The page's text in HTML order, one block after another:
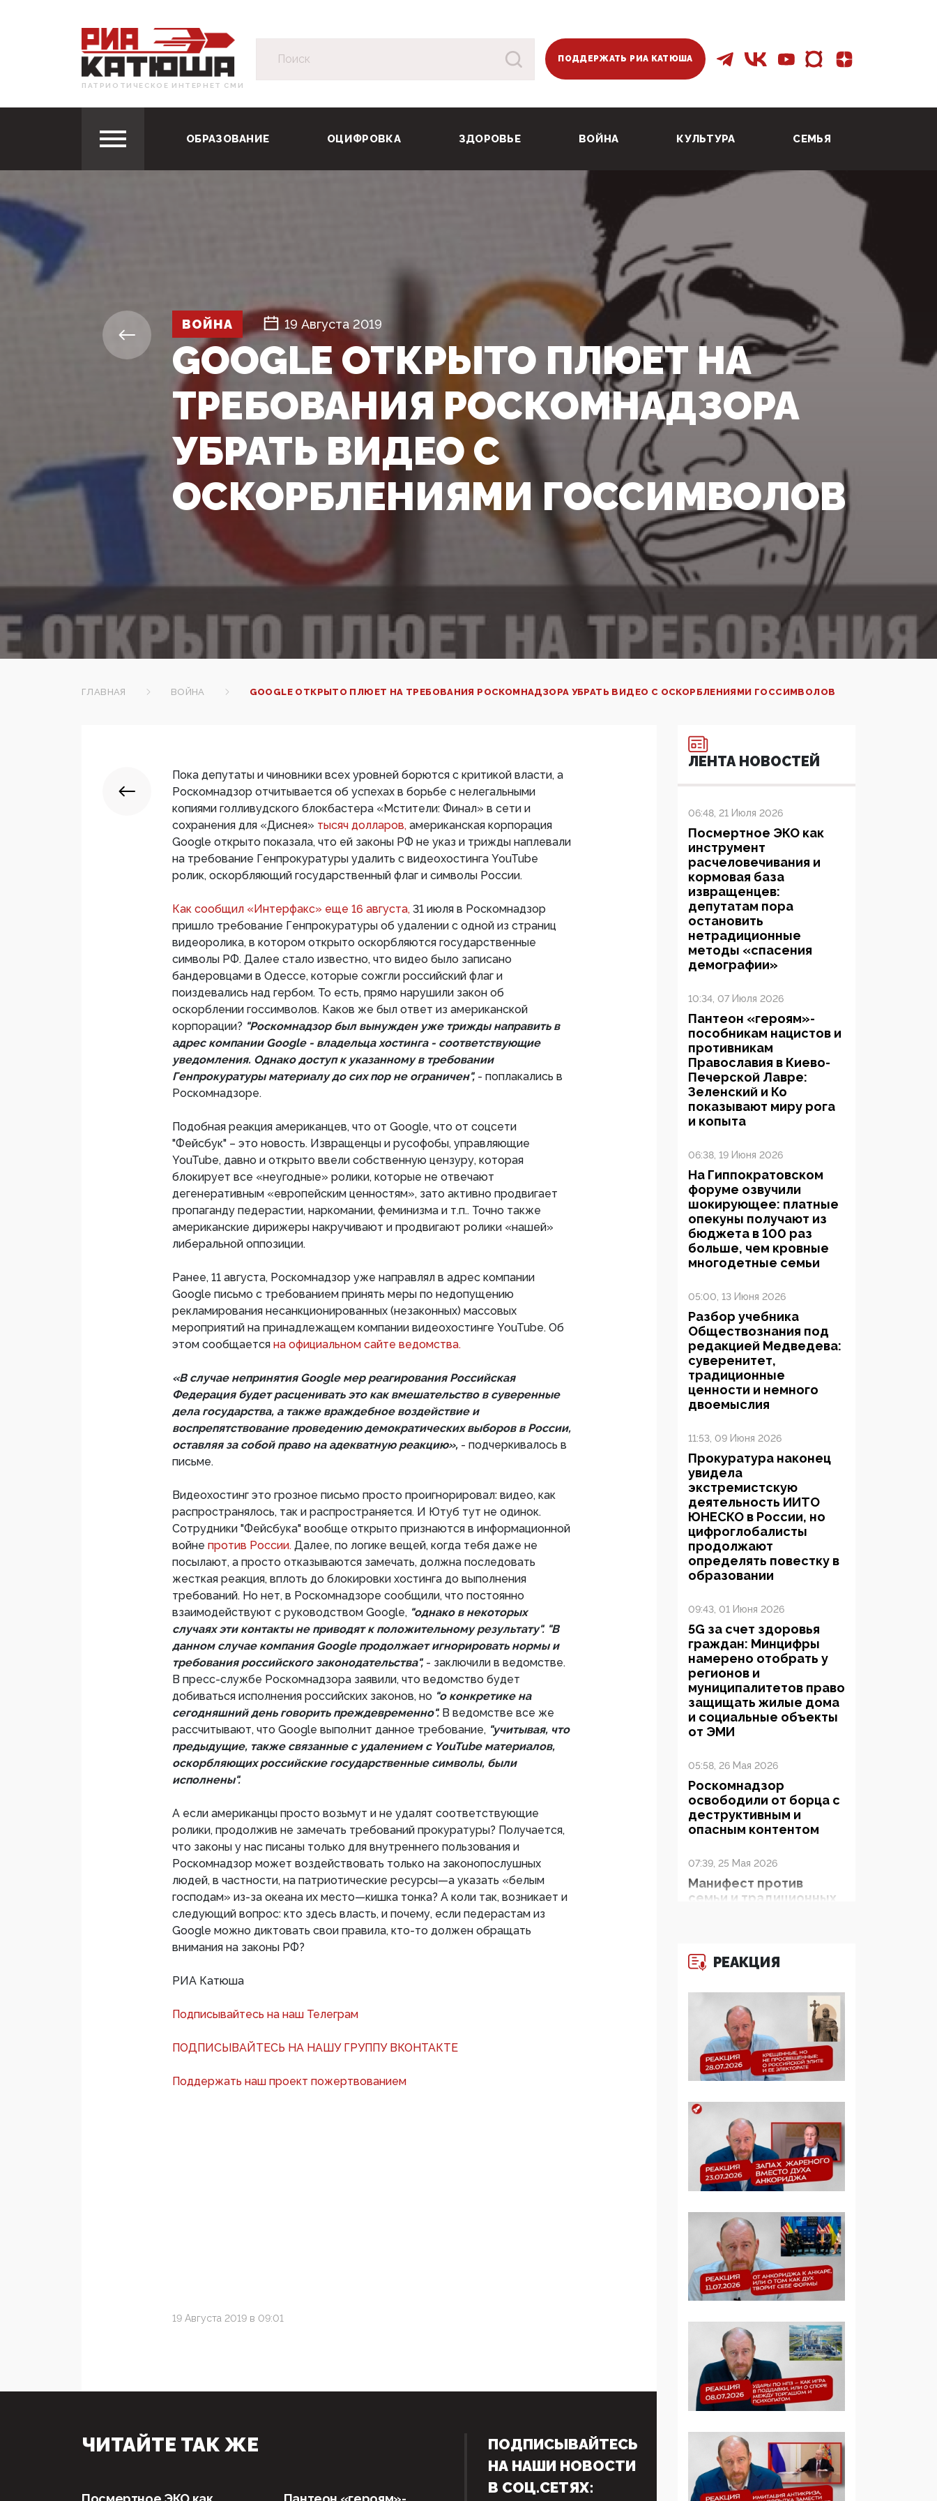
ПАТРИОТИЧЕСКОЕ ИНТЕРНЕТ СМИ
ПОДДЕРЖАТЬ РИА КАТЮША
ОБРАЗОВАНИЕ ОЦИФРОВКА ЗДОРОВЬЕ ВОЙНА КУЛЬТУРА СЕМЬЯ
ВОЙНА 19 Августа 2019
GOOGLE ОТКРЫТО ПЛЮЕТ НА
ТРЕБОВАНИЯ РОСКОМНАДЗОРА
УБРАТЬ ВИДЕО С
ОСКОРБЛЕНИЯМИ ГОССИМВОЛОВ
ГЛАВНАЯ ВОЙНА GOOGLE ОТКРЫТО ПЛЮЕТ НА ТРЕБОВАНИЯ РОСКОМНАДЗОРА УБРАТЬ ВИДЕО С ОСКОРБЛЕНИЯМИ ГОССИМВОЛОВ
Пока депутаты и чиновники всех уровней борются с критикой власти, а
Роскомнадзор отчитывается об успехах в борьбе с нелегальными
копиями голливудского блокбастера «Мстители: Финал» в сети и
сохранения для «Диснея» тысяч долларов, американская корпорация
Google открыто показала, что ей законы РФ не указ и трижды наплевали
на требование Генпрокуратуры удалить с видеохостинга YouTube
ролик, оскорбляющий государственный флаг и символы России.
Как сообщил «Интерфакс» еще 16 августа, 31 июля в Роскомнадзор
пришло требование Генпрокуратуры об удалении с одной из страниц
видеоролика, в котором открыто оскорбляются государственные
символы РФ. Далее стало известно, что видео было записано
бандеровцами в Одессе, которые сожгли российский флаг и
поиздевались над гербом. То есть, прямо нарушили закон об
оскорблении госсимволов. Каков же был ответ из американской
корпорации? "Роскомнадзор был вынужден уже трижды направить в
адрес компании Google - владельца хостинга - соответствующие
уведомления. Однако доступ к указанному в требовании
Генпрокуратуры материалу до сих пор не ограничен", - поплакались в
Роскомнадзоре.
Подобная реакция американцев, что от Google, что от соцсети
"Фейсбук" – это новость. Извращенцы и русофобы, управляющие
YouTube, давно и открыто ввели собственную цензуру, которая
блокирует все «неугодные» ролики, которые не отвечают
дегенеративным «европейским ценностям», зато активно продвигает
пропаганду педерастии, наркомании, феминизма и т.п.. Точно также
американские дирижеры накручивают и продвигают ролики «нашей»
либеральной оппозиции.
Ранее, 11 августа, Роскомнадзор уже направлял в адрес компании
Google письмо с требованием принять меры по недопущению
рекламирования несанкционированных (незаконных) массовых
мероприятий на принадлежащем компании видеохостинге YouTube. Об
этом сообщается на официальном сайте ведомства.
«В случае непринятия Google мер реагирования Российская
Федерация будет расценивать это как вмешательство в суверенные
дела государства, а также враждебное воздействие и
воспрепятствование проведению демократических выборов в России,
оставляя за собой право на адекватную реакцию», - подчеркивалось в
письме.
Видеохостинг это грозное письмо просто проигнорировал: видео, как
распространялось, так и распространяется. И Ютуб тут не одинок.
Сотрудники "Фейсбука" вообще открыто признаются в информационной
войне против России. Далее, по логике вещей, когда тебя даже не
посылают, а просто отказываются замечать, должна последовать
жесткая реакция, вплоть до блокировки хостинга до выполнения
требований. Но нет, в Роскомнадзоре сообщили, что постоянно
взаимодействуют с руководством Google, "однако в некоторых
случаях эти контакты не приводят к положительному результату". "В
данном случае компания Google продолжает игнорировать нормы и
требования российского законодательства", - заключили в ведомстве.
В пресс-службе Роскомнадзора заявили, что ведомство будет
добиваться исполнения российских законов, но "о конкретике на
сегодняшний день говорить преждевременно". В ведомстве все же
рассчитывают, что Google выполнит данное требование, "учитывая, что
предыдущие, также связанные с удалением с YouTube материалов,
оскорбляющих российские государственные символы, были
исполнены".
А если американцы просто возьмут и не удалят соответствующие
ролики, продолжив не замечать требований прокуратуры? Получается,
что законы у нас писаны только для внутреннего пользования и
Роскомнадзор может воздействовать только на законопослушных
людей, в частности, на патриотические ресурсы—а указать «белым
господам» из-за океана их место—кишка тонка? А коли так, возникает и
следующий вопрос: кто здесь власть, и почему, если педерастам из
Google можно диктовать свои правила, кто-то должен обращать
внимания на законы РФ?
РИА Катюша
Подписывайтесь на наш Телеграм
ПОДПИСЫВАЙТЕСЬ НА НАШУ ГРУППУ ВКОНТАКТЕ
Поддержать наш проект пожертвованием
19 Августа 2019 в 09:01
ЛЕНТА НОВОСТЕЙ
06:48, 21 Июля 2026
Посмертное ЭКО как
инструмент
расчеловечивания и
кормовая база
извращенцев:
депутатам пора
остановить
нетрадиционные
методы «спасения
демографии»
10:34, 07 Июля 2026
Пантеон «героям»-
пособникам нацистов и
противникам
Православия в Киево-
Печерской Лавре:
Зеленский и Ко
показывают миру рога
и копыта
06:38, 19 Июня 2026
На Гиппократовском
форуме озвучили
шокирующее: платные
опекуны получают из
бюджета в 100 раз
больше, чем кровные
многодетные семьи
05:00, 13 Июня 2026
Разбор учебника
Обществознания под
редакцией Медведева:
суверенитет,
традиционные
ценности и немного
двоемыслия
11:53, 09 Июня 2026
Прокуратура наконец
увидела
экстремистскую
деятельность ИИТО
ЮНЕСКО в России, но
цифроглобалисты
продолжают
определять повестку в
образовании
09:43, 01 Июня 2026
5G за счет здоровья
граждан: Минцифры
намерено отобрать у
регионов и
муниципалитетов право
защищать жилые дома
и социальные объекты
от ЭМИ
05:58, 26 Мая 2026
Роскомнадзор
освободили от борца с
деструктивным и
опасным контентом
07:39, 25 Мая 2026
Манифест против
семьи и традиционных
на битву с
мужчинами-«бабуинам
05:08, 15 Мая 2026
Эзотерика,
инфоцыганство и
лженаука под ширмой
защиты традиционных
ценностей: кто и с чем
выступал на форуме
«Россия 809. Традиции
будущего»
09:40, 06 Мая 2026
Симулякр патриотизма
и благолепия:
профилактика негатива
среди молодежи снова
отдана на откуп
«движперам»
03:35, 25 Апреля 2026
120 лет
парламентаризма: как
институт
народовластия
превратился в «чего
изволите» для
Правительства и АП
06:29, 15 Апреля 2026
Социальный фонд
России – пионер
жесткого внедрения
РЕАКЦИЯ
ЧИТАЙТЕ ТАК ЖЕ
ПОДПИСЫВАЙТЕСЬ
НА НАШИ НОВОСТИ
В СОЦ.СЕТЯХ: